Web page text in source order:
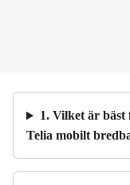
1. Vilket är bäst
Telia mobilt